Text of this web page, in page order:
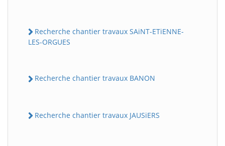
Recherche chantier travaux SAiNT-ETiENNE-
LES-ORGUES
Recherche chantier travaux BANON
Recherche chantier travaux JAUSiERS